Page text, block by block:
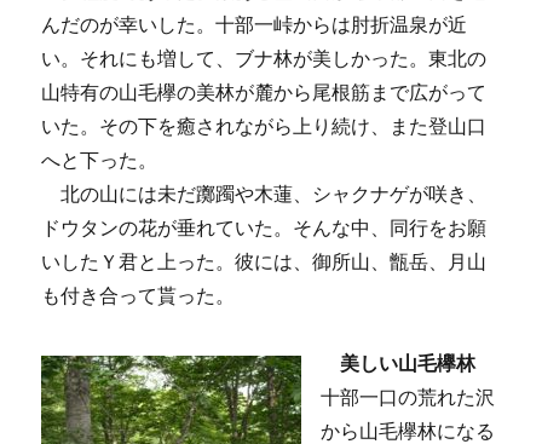
んだのが幸いした。十部一峠からは肘折温泉が近
い。それにも増して、ブナ林が美しかった。東北の
山特有の山毛欅の美林が麓から尾根筋まで広がって
いた。その下を癒されながら上り続け、また登山口
へと下った。
北の山には未だ躑躅や木蓮、シャクナゲが咲き、
ドウタンの花が垂れていた。そんな中、同行をお願
いしたＹ君と上った。彼には、御所山、甑岳、月山
も付き合って貰った。
美しい山毛欅林
十部一口の荒れた沢
から山毛欅林になる